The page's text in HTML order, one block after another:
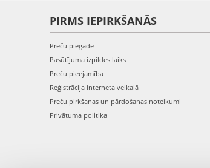
PIRMS IEPIRKŠANĀS
Preču piegāde
Pasūtījuma izpildes laiks
Preču pieejamība
Reģistrācija interneta veikalā
Preču pirkšanas un pārdošanas noteikumi
Privātuma politika